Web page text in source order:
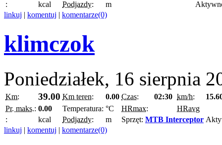
:
kcal Podjazdy: m
linkuj | komentuj | komentarze(0)
klimczok
Poniedziałek, 16 sierpnia
Km: 39.00 Km teren: 0.00 Czas: 02:30 km/h:
Pr. maks.: 0.00 Temperatura: °C HRmax:
HRavg
:
kcal Podjazdy: m Sprzęt: MTB Interceptor
linkuj | komentuj | komentarze(0)